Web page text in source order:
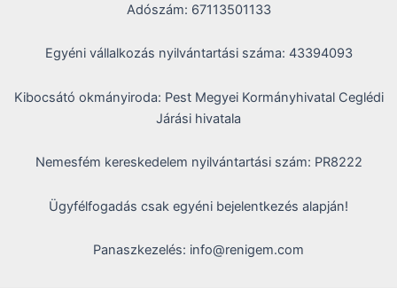
Adószám: 67113501133
Egyéni vállalkozás nyilvántartási száma: 43394093
Kibocsátó okmányiroda: Pest Megyei Kormányhivatal Ceglédi
Járási hivatala
Nemesfém kereskedelem nyilvántartási szám: PR8222
Ügyfélfogadás csak egyéni bejelentkezés alapján!
Panaszkezelés: info@renigem.com